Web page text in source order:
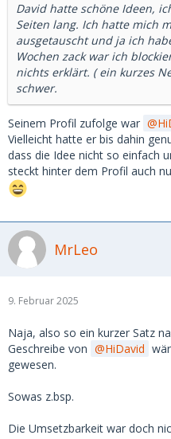
David hatte schöne Ideen,
Seiten lang. Ich hatte mich
ausgetauscht und ja ich
Wochen zack war ich
nichts erklärt. ( ein kurzes
schwer.
Seinem Profil zufolge war
Vielleicht hatte er bis dahin
dass die Idee nicht so einfach
steckt hinter dem Profil auch
MrLeo
9. Februar 2025
Naja, also so ein kurzer Satz
Geschreibe von
HiDavid
gewesen.
Sowas z.bsp.
Die Umsetzbarkeit war doch